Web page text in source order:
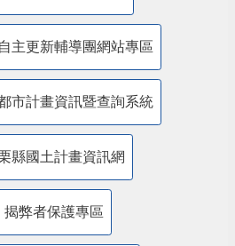
主更新輔導團網站專區
市計畫資訊暨查詢系統
縣國土計畫資訊網
揭弊者保護專區